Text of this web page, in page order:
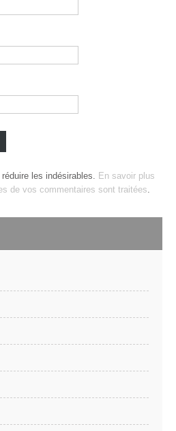
les indésirables. En savoir plus
de vos commentaires sont traitées.